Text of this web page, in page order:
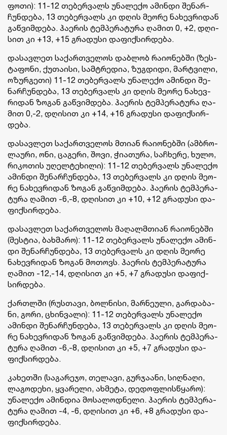
ფოთი): 11-12 თე­ბერ­ვალს უნა­ლე­ქო ამინ­დი შე­ნარ­
ჩუნ­დე­ბა, 13 თე­ბერ­ვალს კი დღის მე­ო­რე ნა­ხევ­რი­დან
გაწ­ვიმ­დე­ბა. ჰა­ე­რის ტემ­პე­რა­ტუ­რა ღა­მით 0, +2, დღი­
სით კი +13, +15 გრა­დუ­სი და­ფიქ­სირ­დე­ბა.
და­სავ­ლეთ სა­ქარ­თვე­ლოს დაბ­ლობ რა­ი­ო­ნებ­ში (ზეს­
ტა­ფო­ნი, ქუ­თა­ი­სი, სამ­ტრე­დია, ზუგ­დი­დი, მარ­ტვი­ლი,
ოზურ­გე­თი) 11-12 თე­ბერ­ვალს უნა­ლე­ქო ამინ­დი შე­
ნარ­ჩუნ­დე­ბა, 13 თე­ბერ­ვალს კი დღის მე­ო­რე ნა­ხევ­
რი­დან ზო­გან გაწ­ვიმ­დე­ბა. ჰა­ე­რის ტემ­პე­რა­ტუ­რა ღა­
მით 0,-2, დღი­სით კი +14, +16 გრა­დუ­სი და­ფიქ­სირ­
დე­ბა.
და­სავ­ლეთ სა­ქარ­თვე­ლოს მთი­ან რა­ი­ო­ნებ­ში (ამ­ბრო­
ლა­უ­რი, ონი, ცა­გე­რი, შოვი, ჭი­ა­თუ­რა, სა­ჩხე­რე, ხულო,
რი­კო­თის უღელ­ტე­ხი­ლი): 11-12 თე­ბერ­ვალს უნა­ლე­ქო
ამინ­დი შე­ნარ­ჩუნ­დე­ბა, 13 თე­ბერ­ვალს კი დღის მე­ო­
რე ნა­ხევ­რი­დან ზო­გან გაწ­ვიმ­დე­ბა. ჰა­ე­რის ტემ­პე­რა­
ტუ­რა ღა­მით -6,-8, დღი­სით კი +10, +12 გრა­დუ­სი და­
ფიქ­სირ­დე­ბა.
და­სავ­ლეთ სა­ქარ­თვე­ლოს მა­ღალმთი­ან რა­ი­ო­ნებ­ში
(მეს­ტია, ბახ­მა­რო): 11-12 თე­ბერ­ვალს უნა­ლე­ქო ამინ­
დი შე­ნარ­ჩუნ­დე­ბა, 13 თე­ბერ­ვალს კი დღის მე­ო­რე
ნა­ხევ­რი­დან ზო­გან მო­თოვს. ჰა­ე­რის ტემ­პე­რა­ტუ­რა
ღა­მით -12,-14, დღი­სით კი +5, +7 გრა­დუ­სი და­ფიქ­
სირ­დე­ბა.
ქარ­თლში (რუს­თა­ვი, ბოლ­ნი­სი, მარ­ნე­უ­ლი, გარ­და­ბა­
ნი, გორი, ცხინ­ვა­ლი): 11-12 თე­ბერ­ვალს უნა­ლე­ქო
ამინ­დი შე­ნარ­ჩუნ­დე­ბა, 13 თე­ბერ­ვალს კი დღის მე­ო­
რე ნა­ხევ­რი­დან ზო­გან გაწ­ვიმ­დე­ბა. ჰა­ე­რის ტემ­პე­რა­
ტუ­რა ღა­მით -6,-8, დღი­სით კი +5, +7 გრა­დუ­სი და­
ფიქ­სირ­დე­ბა.
კა­ხეთ­ში (სა­გა­რე­ჯო, თე­ლა­ვი, გურ­ჯა­ა­ნი, სიღ­ნა­ღი,
ლა­გო­დე­ხი, ყვა­რე­ლი, ახ­მე­ტა, დე­დოფ­ლის­წყა­რო):
უნა­ლე­ქო ამინ­დია მო­სა­ლოდ­ნე­ლი. ჰა­ე­რის ტემ­პე­რა­
ტუ­რა ღა­მით -4, -6, დღი­სით კი +6, +8 გრა­დუ­სი და­
ფიქ­სირ­დე­ბა.